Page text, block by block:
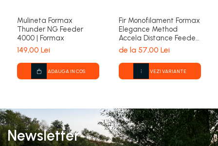
Mulineta Formax
Thunder NG Feeder
4000 | Formax
149,00 Lei
ADAUGA IN COS
Fir Monofilament Formax
Elegance Method
Accela Distance Feeder
Fluo 1000m | Formax
de la 57,00 Lei
VEZI VARIANTE
Newsletter